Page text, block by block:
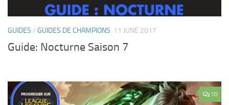
GUIDES / GUIDES DE CHAMPIONS 11 JUNE 2017
Guide: Nocturne Saison 7
10